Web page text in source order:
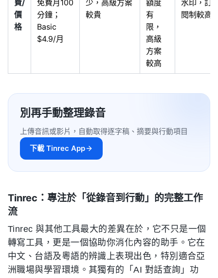
費/
價
格
免費月100
分鐘；
Basic
$4.9/月
少，高級方案
較貴
額度
有
限，
高級
方案
較高
水印，訂
閱制較高
別再手動整理錄音
上傳音訊或影片，自動取得逐字稿、摘要與行動項目
下載 Tinrec App
Tinrec：專注於「從錄音到行動」的完整工作
流
Tinrec 與其他工具最大的差異在於，它不只是一個
轉寫工具，更是一個協助你消化內容的助手。它在
中文、台語及粵語的辨識上表現出色，特別適合亞
洲職場與學習環境。其獨有的「AI 對話查詢」功